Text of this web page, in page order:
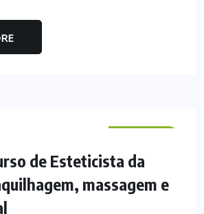
de Esteticista da
massagem e